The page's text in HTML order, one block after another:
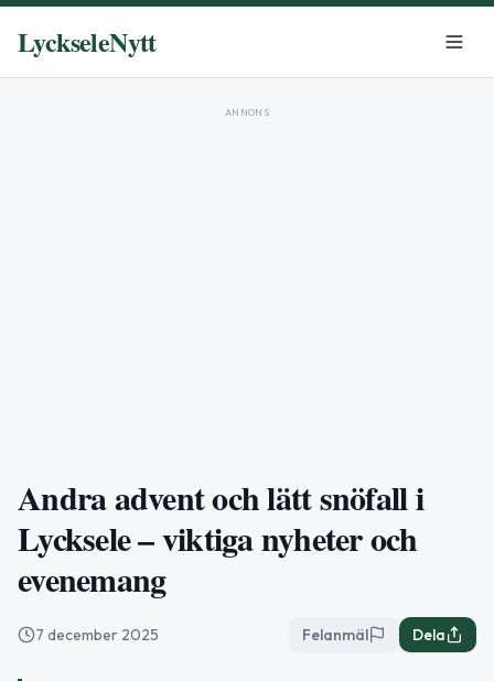
LyckseleNytt
ANNONS
Andra advent och lätt snöfall i
Lycksele – viktiga nyheter och
evenemang
7 december 2025 Felanmäl Dela